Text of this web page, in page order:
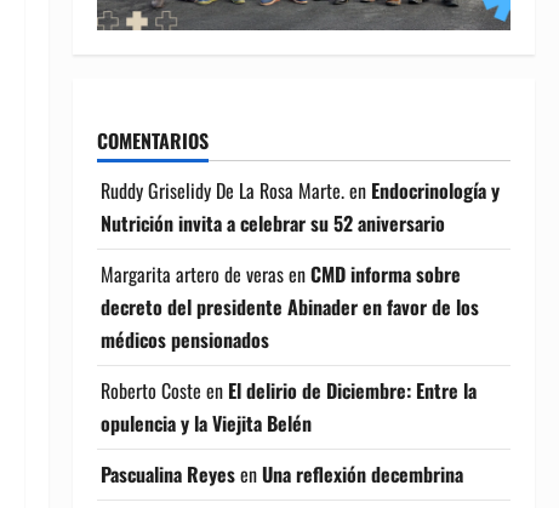
COMENTARIOS
Ruddy Griselidy De La Rosa Marte.en Endocrinología y
Nutrición invita a celebrar su 52 aniversario
Margarita artero de verasenCMD informa sobre
decreto del presidente Abinader en favor de los
médicos pensionados
Roberto Coste en El delirio de Diciembre: Entre la
opulencia y la Viejita Belén
Pascualina ReyesenUna reflexión decembrina